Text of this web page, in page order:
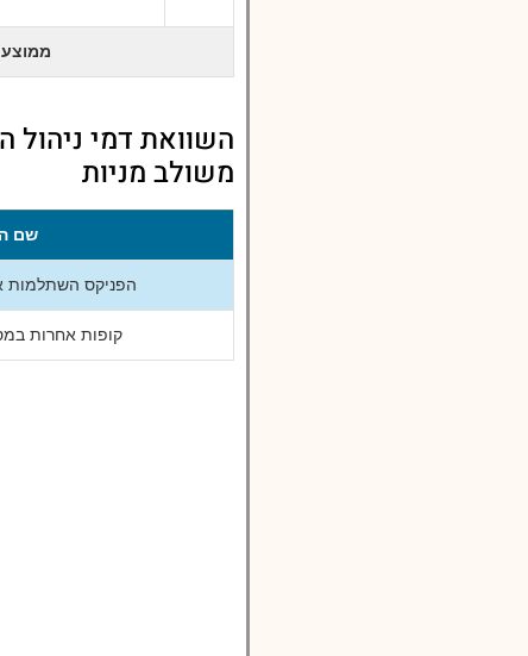
ממוצע
משולב מניות
שם
הפניקס השתלמות אג"ח
קופות אחרות